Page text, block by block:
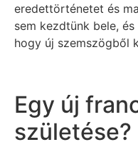
eredettörténetet és
sem kezdtünk bele,
hogy új szemszögből
Egy új
születése?